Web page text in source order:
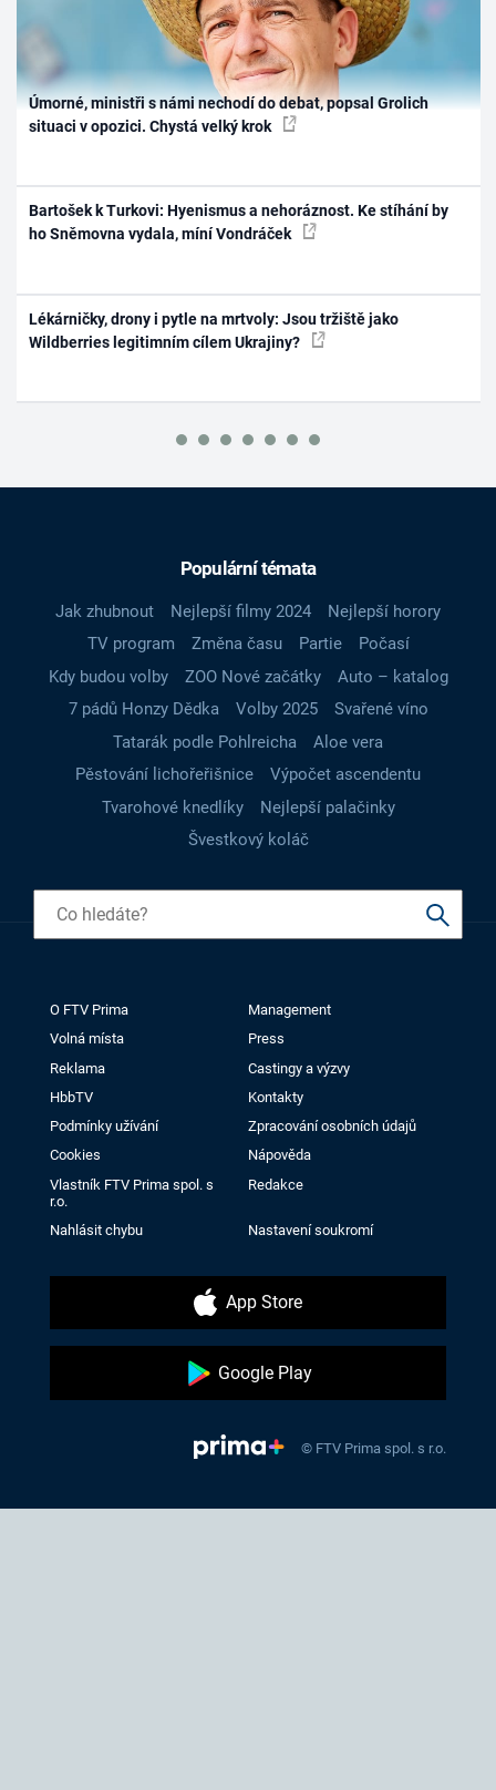
Úmorné, ministři s námi nechodí do debat, popsal Grolich
situaci v opozici. Chystá velký krok
Bartošek k Turkovi: Hyenismus a nehoráznost. Ke stíhání by
ho Sněmovna vydala, míní Vondráček
Lékárničky, drony i pytle na mrtvoly: Jsou tržiště jako
Wildberries legitimním cílem Ukrajiny?
Populární témata
Jak zhubnout Nejlepší filmy 2024
Nejlepší horory
TV program
Změna času Partie
Počasí
Kdy budou volby
ZOO Nové začátky
Auto – katalog
7 pádů Honzy Dědka
Volby 2025
Svařené víno
Tatarák podle Pohlreicha
Aloe vera
Pěstování lichořeřišnice
Výpočet ascendentu
Tvarohové knedlíky
Nejlepší palačinky
Švestkový koláč
O FTV Prima
Management
Volná místa
Press
Reklama
Castingy a výzvy
HbbTV
Kontakty
Podmínky užívání
Zpracování osobních údajů
Cookies
Nápověda
Vlastník FTV Prima spol. s
r.o.
Redakce
Nahlásit chybu Nastavení soukromí
App Store
Google Play
© FTV Prima spol. s r.o.